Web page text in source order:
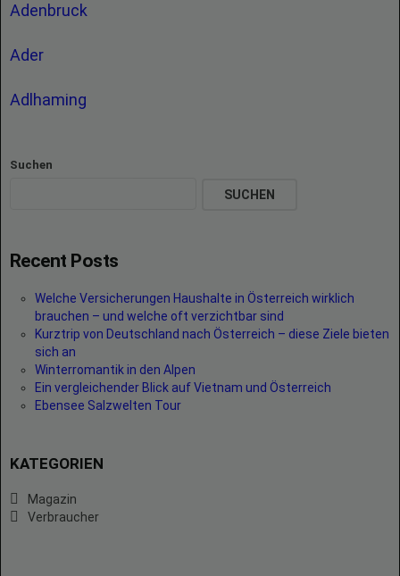
Adenbruck
Ader
Adlhaming
Suchen
SUCHEN
Recent Posts
Welche Versicherungen Haushalte in Österreich wirklich
brauchen – und welche oft verzichtbar sind
Kurztrip von Deutschland nach Österreich – diese Ziele bieten
sich an
Winterromantik in den Alpen
Ein vergleichender Blick auf Vietnam und Österreich
Ebensee Salzwelten Tour
KATEGORIEN
Magazin
Verbraucher